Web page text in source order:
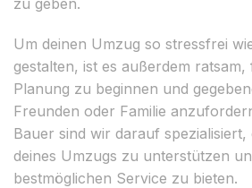
Um deinen Umzug so stressfrei
gestalten, ist es außerdem
Planung zu beginnen und
Freunden oder Familie
Bauer sind wir darauf
deines Umzugs zu unterstützen
bestmöglichen Service zu bieten.